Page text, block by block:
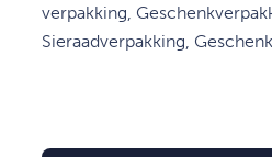
verpakking,
Sieraadverpakking,